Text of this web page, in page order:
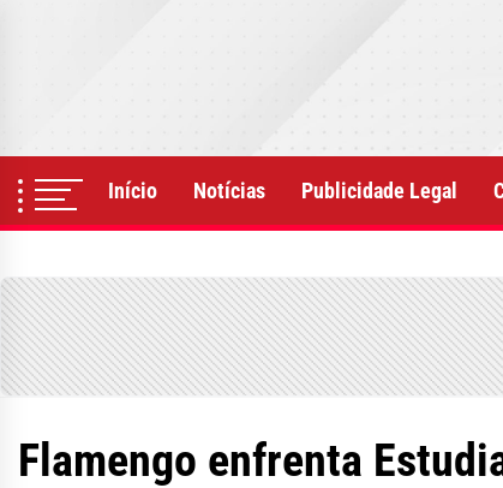
Início Notícias Publicidade Legal
Flamengo enfrenta